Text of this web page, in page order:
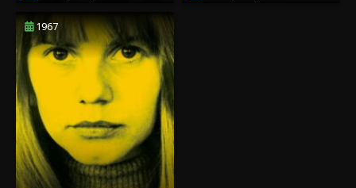
1967